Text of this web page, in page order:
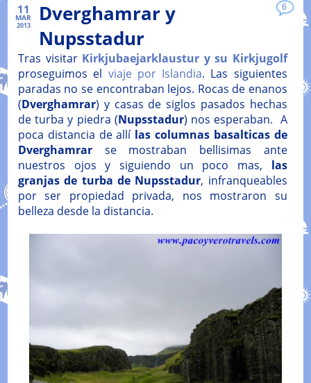
11
MAR
2013
6
Dverghamrar y
Nupsstadur
Tras visitar Kirkjubaejarklaustur y su Kirkjugolf
proseguimos el viaje por Islandia. Las siguientes
paradas no se encontraban lejos. Rocas de enanos
(Dverghamrar) y casas de siglos pasados hechas
de turba y piedra (Nupsstadur) nos esperaban. A
poca distancia de allí las columnas basalticas de
Dverghamrarse mostraban bellisimas ante
nuestros ojos y siguiendo un poco mas, las
granjas de turba de Nupsstadur, infranqueables
por ser propiedad privada, nos mostraron su
belleza desde la distancia.